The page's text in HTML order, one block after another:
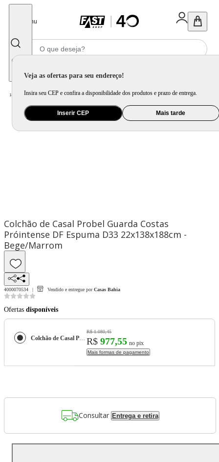
Menu
Veja as ofertas para seu endereço!
Insira seu CEP e confira a disponibilidade dos produtos e prazo de entrega.
Inserir CEP Mais tarde
Home Móveis e Decoração / Móveis para Quarto / Colchão e Pillow Top
Colchão de Casal Probel Guarda Costas
Próintense DF Espuma D33 22x138x188cm -
Bege/Marrom
4000070534 Vendido e entregue por Casas Bahia
Ofertas disponíveis
Colchão de Casal Probel Guarda Costas Próintense DF Espuma D33 22x138x188cm - Bege/Marrom
R$ 1.080,45
R$ 977,55 no pix
Mais formas de pagamento
Consultar Entrega e retira